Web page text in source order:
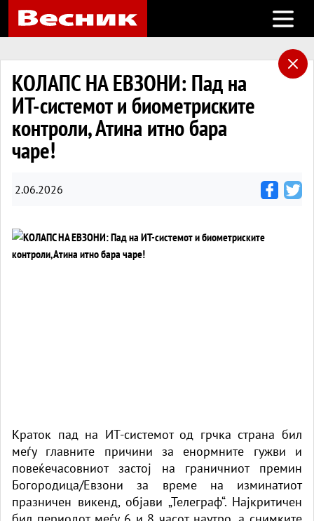
Open
КОЛАПС НА ЕВЗОНИ: Пад на
ИТ-системот и биометриските
контроли, Атина итно бара
чаре!
2.06.2026
Краток пад на ИТ-системот од грчка страна бил
меѓу главните причини за енормните гужви и
повеќечасовниот застој на граничниот премин
Богородица/Евзони за време на изминатиот
празничен викенд, објави „Телеграф“. Најкритичен